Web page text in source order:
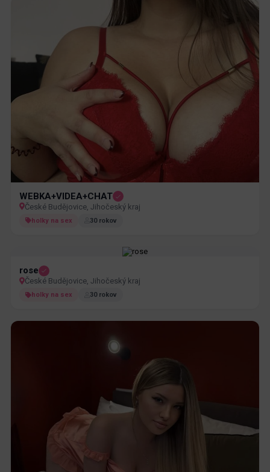
WEBKA+VIDEA+CHAT
České Budějovice, Jihočeský kraj
holky na sex 30 rokov
rose
České Budějovice, Jihočeský kraj
holky na sex 30 rokov